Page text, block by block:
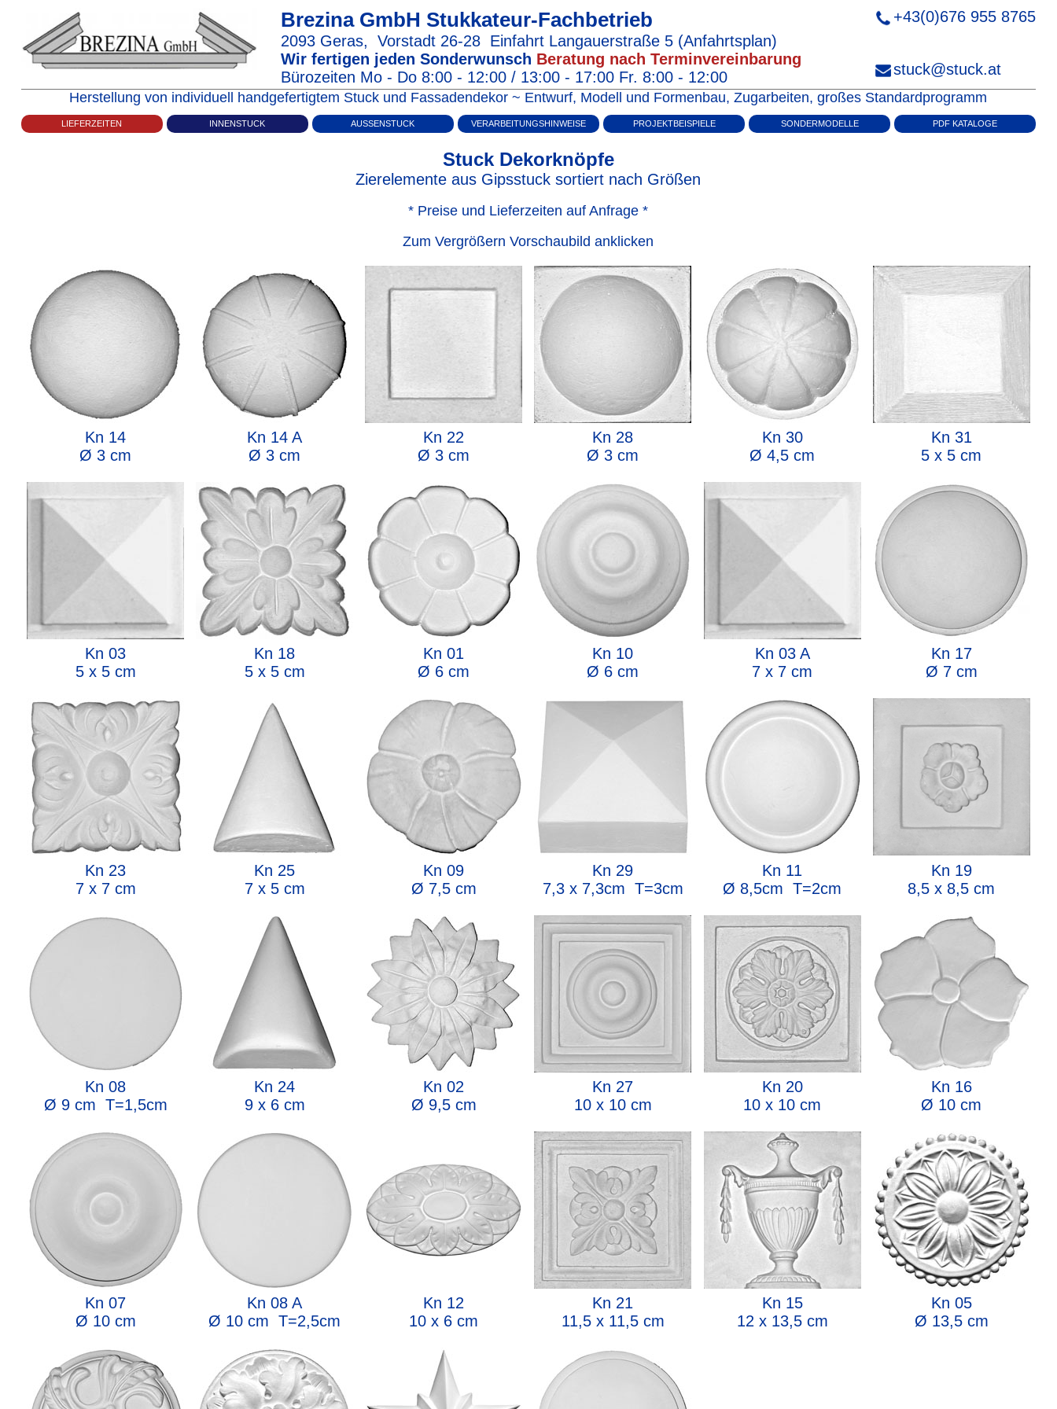
Brezina GmbH Stukkateur-Fachbetrieb
2093 Geras, Vorstadt 26‑28 Einfahrt Langauerstraße 5(Anfahrtsplan)
Wir fertigen jeden Sonderwunsch Beratung nach Terminvereinbarung
Bürozeiten Mo - Do 8:00 - 12:00 / 13:00 - 17:00 Fr. 8:00 - 12:00
+43(0)676 955 8765
stuck@stuck.at
Herstellung von individuell handgefertigtem Stuck und Fassadendekor ~ Entwurf, Modell und Formenbau, Zugarbeiten, großes Standardprogramm
LIEFERZEITEN INNENSTUCK AUSSENSTUCK VERARBEITUNGSHINWEISE PROJEKTBEISPIELE SONDERMODELLE PDF KATALOGE
Stuck Dekorknöpfe
Zierelemente aus Gipsstuck sortiert nach Größen
* Preise und Lieferzeiten auf Anfrage *
Zum Vergrößern Vorschaubild anklicken
Kn 14
Ø 3 cm
Kn 14 A
Ø 3 cm
Kn 22
Ø 3 cm
Kn 28
Ø 3 cm
Kn 30
Ø 4,5 cm
Kn 31
5 x 5 cm
Kn 03
5 x 5 cm
Kn 18
5 x 5 cm
Kn 01
Ø 6 cm
Kn 10
Ø 6 cm
Kn 03 A
7 x 7 cm
Kn 17
Ø 7 cm
Kn 23
7 x 7 cm
Kn 25
7 x 5 cm
Kn 09
Ø 7,5 cm
Kn 29
7,3 x 7,3cm T=3cm
Kn 11
Ø 8,5cm T=2cm
Kn 19
8,5 x 8,5 cm
Kn 08
Ø 9 cm T=1,5cm
Kn 24
9 x 6 cm
Kn 02
Ø 9,5 cm
Kn 27
10 x 10 cm
Kn 20
10 x 10 cm
Kn 16
Ø 10 cm
Kn 07
Ø 10 cm
Kn 08 A
Ø 10 cm T=2,5cm
Kn 12
10 x 6 cm
Kn 21
11,5 x 11,5 cm
Kn 15
12 x 13,5 cm
Kn 05
Ø 13,5 cm